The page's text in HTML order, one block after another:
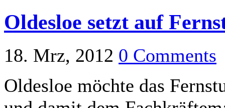
Oldesloe setzt auf
18. Mrz, 2012 0 Comments
Oldesloe möchte das